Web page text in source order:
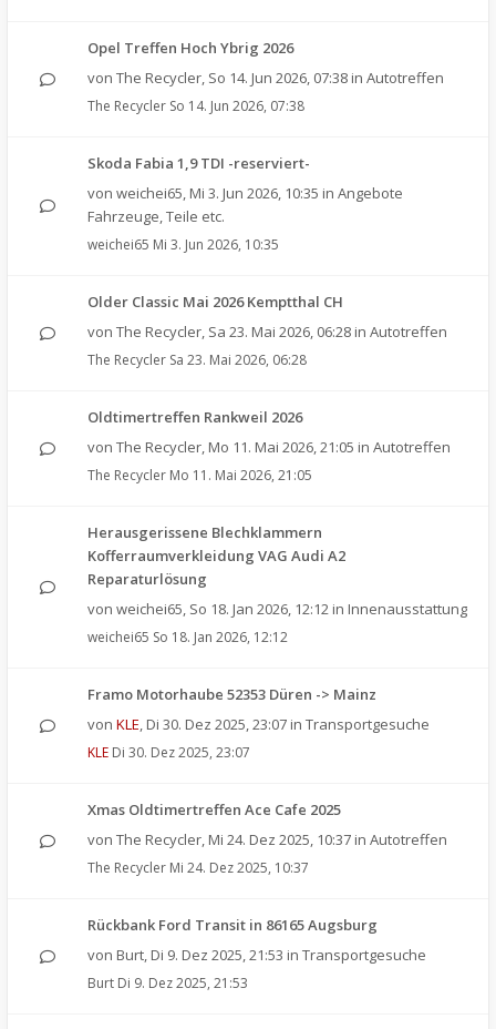
Opel Treffen Hoch Ybrig 2026
von The Recycler, So 14. Jun 2026, 07:38 in Autotreffen
The Recycler So 14. Jun 2026, 07:38
Skoda Fabia 1,9 TDI -reserviert-
von weichei65, Mi 3. Jun 2026, 10:35 in Angebote
Fahrzeuge, Teile etc.
weichei65 Mi 3. Jun 2026, 10:35
Older Classic Mai 2026 Kemptthal CH
von The Recycler, Sa 23. Mai 2026, 06:28 in Autotreffen
The Recycler Sa 23. Mai 2026, 06:28
Oldtimertreffen Rankweil 2026
von The Recycler, Mo 11. Mai 2026, 21:05 in Autotreffen
The Recycler Mo 11. Mai 2026, 21:05
Herausgerissene Blechklammern
Kofferraumverkleidung VAG Audi A2
Reparaturlösung
von weichei65, So 18. Jan 2026, 12:12 in Innenausstattung
weichei65 So 18. Jan 2026, 12:12
Framo Motorhaube 52353 Düren -> Mainz
von KLE, Di 30. Dez 2025, 23:07 in Transportgesuche
KLE Di 30. Dez 2025, 23:07
Xmas Oldtimertreffen Ace Cafe 2025
von The Recycler, Mi 24. Dez 2025, 10:37 in Autotreffen
The Recycler Mi 24. Dez 2025, 10:37
Rückbank Ford Transit in 86165 Augsburg
von Burt, Di 9. Dez 2025, 21:53 in Transportgesuche
Burt Di 9. Dez 2025, 21:53